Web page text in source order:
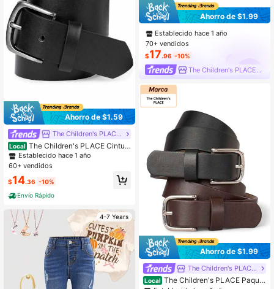
Ahorro de $1.59
The Children's PLACE Flagship Store
Local The Children's PLACE Cintur
ón para niños
Establecido hace 1 año
60+ vendidos
$14.36 -10%
Envío Rápido
4-7 Years
Ahorro de $1.99
Establecido hace 1 año
70+ vendidos
$17.96 -10%
The Children's PLACE Flagship Store
Ahorro de $1.99
The Children's PLACE Flagship Store
Local The Children's PLACE Paquet